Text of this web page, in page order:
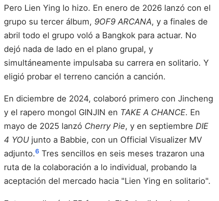
Pero Lien Ying lo hizo. En enero de 2026 lanzó con el
grupo su tercer álbum, 9OF9 ARCANA, y a finales de
abril todo el grupo voló a Bangkok para actuar. No
dejó nada de lado en el plano grupal, y
simultáneamente impulsaba su carrera en solitario. Y
eligió probar el terreno canción a canción.
En diciembre de 2024, colaboró primero con Jincheng
y el rapero mongol GINJIN en TAKE A CHANCE. En
mayo de 2025 lanzó Cherry Pie, y en septiembre DIE
4 YOUjunto a Babbie, con un Official Visualizer MV
adjunto.6 Tres sencillos en seis meses trazaron una
ruta de la colaboración a lo individual, probando la
aceptación del mercado hacia "Lien Ying en solitario".